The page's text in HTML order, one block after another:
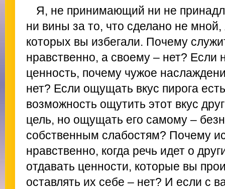
Я, не принимающий ни не
ни вины за то, что сделано не
которых вы избегали. Почему
нравственно, а своему – нет? Если
ценность, почему чужое
нет? Если ощущать вкус пирога
возможность ощутить этот вкус
цель, но ощущать его самому –
собственным слабостям? Почему
нравственно, когда речь идет о
отдавать ценности, которые вы
оставлять их себе – нет? И если с